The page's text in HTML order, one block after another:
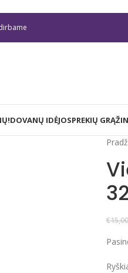
DOVANŲ IDĖJOSPREKIŲ
€15,00